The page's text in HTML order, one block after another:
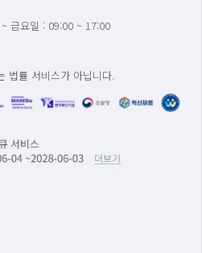
금요일 : 09:00 ~ 17:00
법률 서비스가 아닙니다.